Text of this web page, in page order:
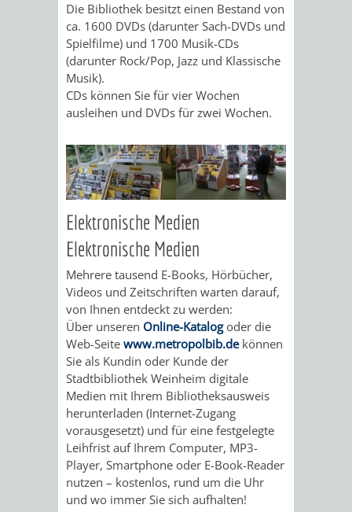
SERVICEBEREICH
UND
ORGANISATIONEN
EHRUNGEN
HILFREICHE
STÄDTEPARTNERSCHAFTEN
ANETCAVAILLON
IMOLALUTHERSTADT
EISLEBEN
RAMAT
GAN
VARCES
ALLIÈRES
ET
ORTSCHAFTEN
HOHENSACHSEN
ORTSVEREINE
GESCHICHTEGESCHICHTE
Die Bibliothek besitzt einen Bestand von
ca. 1600 DVDs (darunter Sach-DVDs und
Spielfilme) und 1700 Musik-CDs
(darunter Rock/Pop, Jazz und Klassische
Musik).
CDs können Sie für vier Wochen
ausleihen und DVDs für zwei Wochen.
Elektronische Medien
Elektronische Medien
Mehrere tausend E-Books, Hörbücher,
Videos und Zeitschriften warten darauf,
von Ihnen entdeckt zu werden:
Über unseren Online-Katalogoder die
Web-Seite www.metropolbib.dekönnen
Sie als Kundin oder Kunde der
Stadtbibliothek Weinheim digitale
Medien mit Ihrem Bibliotheksausweis
herunterladen (Internet-Zugang
vorausgesetzt) und für eine festgelegte
Leihfrist auf Ihrem Computer, MP3-
Player, Smartphone oder E-Book-Reader
nutzen – kostenlos, rund um die Uhr
und wo immer Sie sich aufhalten!